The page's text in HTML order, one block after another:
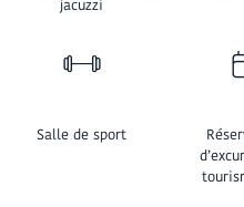
jacuzzi
Salle de sport